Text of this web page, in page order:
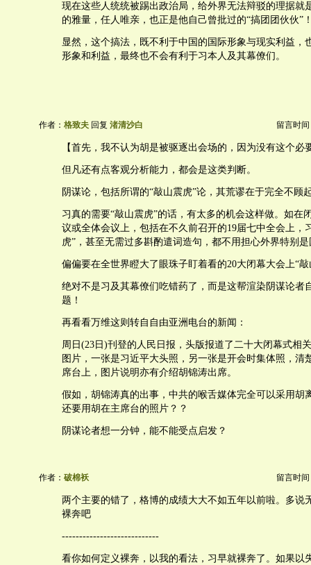
现在这些人统统被踢出政治局，给外界无法辩驳的理据就
的雅量，任人唯亲，也正是他自己曾批过的“搞团团伙伙”
显然，这个搞法，既不利于中国的国际形象与现实利益，
形象和利益，最终也不会有利于习本人及其幕僚们。
作者： 格致夫 回复 渚清沙白 留言时间
【首先，我不认为胡是被驱逐出会场的，因为没有这个必
但凡还有点客观分析能力，都会是这类判断。
阴谋论，包括所谓的“敲山震虎”论，其荒谬在于完全不顾
习真的需要“敲山震虎”的话，有太多的机会这样做。如在
议或全体会议上，包括在不久前召开的19届七中全会上，
虎”，甚至无需过多斟酌遣词造句，都不用担心外界特别
偏偏要在全世界瞪大了眼珠子盯着看的20大闭幕大会上“
绝对不是习及其幕僚们吃错药了，而是这帮渲染阴谋论者
题！
再看看万维这则转自自由亚洲电台的新闻：
周日(23日)刊登的人民日报，头版报道了二十大闭幕式相
图片，一张是习近平大头照，另一张是开会时集体照，清
席台上，图片说明亦有介绍胡锦涛出席。
假如，胡锦涛真的出事，中共的喉舌媒体完全可以采用胡
还要用胡在主席台的照片？？
阴谋论者想一分钟，能不能受点启发？
作者： 破棉袄 留言时间
两个主要的错了，格博的成绩大大不如五年以前啦。多说
裸奔吧
----------------------------
看你如何定义裸奔，以我的看法，习早就裸奔了。如果以